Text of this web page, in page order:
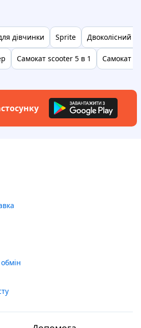
дівчинки Sprite Двоколісний
Самокат scooter 5 в 1 Самокат з